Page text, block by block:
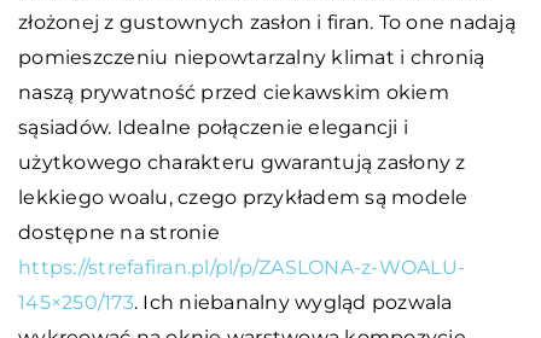
złożonej z gustownych zasłon i firan. To one nadają
pomieszczeniu niepowtarzalny klimat i chronią
naszą prywatność przed ciekawskim okiem
sąsiadów. Idealne połączenie elegancji i
użytkowego charakteru gwarantują zasłony z
lekkiego woalu, czego przykładem są modele
dostępne na stronie
https://strefafiran.pl/pl/p/ZASLONA-z-WOALU-
145×250/173. Ich niebanalny wygląd pozwala